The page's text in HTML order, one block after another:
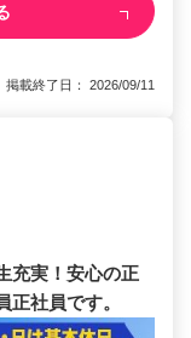
載終了日： 2026/09/11
充実！安心の正
社員です。